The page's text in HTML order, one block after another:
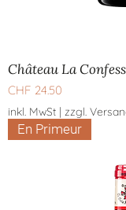
Château La
Preis
CHF 24.50
inkl. MwSt | zzgl.
En Primeur